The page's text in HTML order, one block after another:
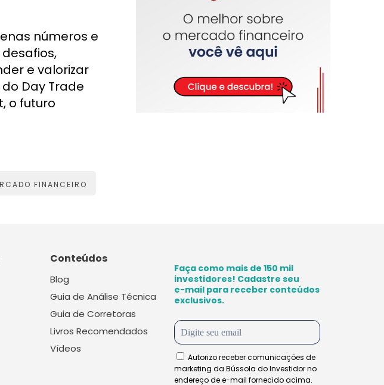
números e
e valorizar
Day Trade
o futuro
FINANCEIRO
Conteúdos
Blog
Guia de Análise Técnica
Guia de Corretoras
Livros Recomendados
Vídeos
Faça como mais de 150 mil
investidores! Cadastre seu
e-mail para receber conteúdos
exclusivos.
Autorizo ​​receber comunicações de
marketing da Bússola do Investidor no
endereço de e-mail fornecido acima.